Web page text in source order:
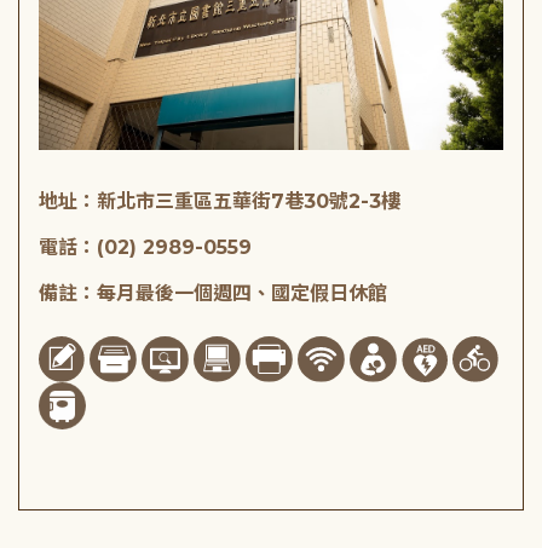
地址：新北市三重區五華街7巷30號2-3樓
電話：(02) 2989-0559
備註：每月最後一個週四、國定假日休館